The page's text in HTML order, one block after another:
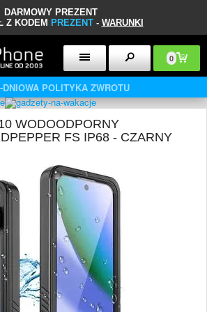
DARMOWY PREZENT
Z KODEM PREZENT- WARUNKI
0
DNIOWA POLITYKA ZWROTU
WODOODPORNY
FS IP68 - CZARNY